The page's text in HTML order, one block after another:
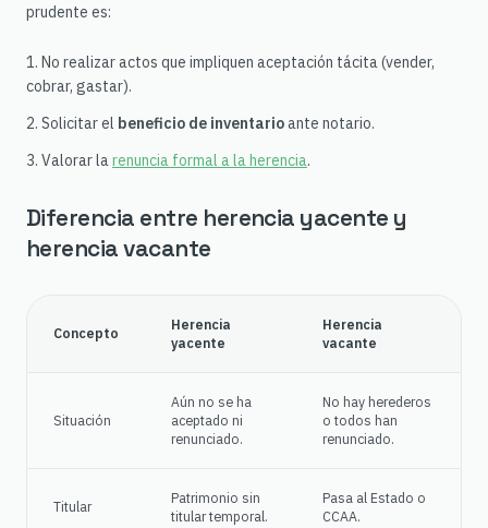
prudente es:
No realizar actos que impliquen aceptación tácita (vender,
cobrar, gastar).
Solicitar el beneficio de inventarioante notario.
Valorar larenuncia formal a la herencia.
Diferencia entre herencia yacente y
herencia vacante
Concepto
Herencia
yacente
Herencia
vacante
Situación
Aún no se ha
aceptado ni
renunciado.
No hay herederos
o todos han
renunciado.
Titular
Patrimonio sin
titular temporal.
Pasa al Estado o
CCAA.